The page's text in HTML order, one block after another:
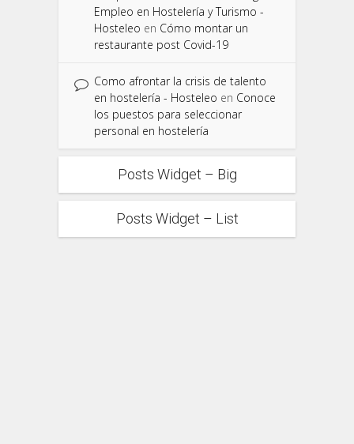
Empleo en Hostelería y Turismo -
Hosteleo en Cómo montar un
restaurante post Covid-19
Como afrontar la crisis de talento
en hostelería - Hosteleo en Conoce
los puestos para seleccionar
personal en hostelería
Posts Widget – Big
Posts Widget – List